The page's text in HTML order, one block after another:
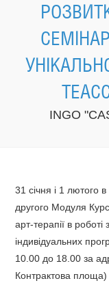
INGO
31 січня і 1 лютого
другого Модуля
арт-терапії в
індивідуальних
10.00 до 18.00 за
Контрактова площа)